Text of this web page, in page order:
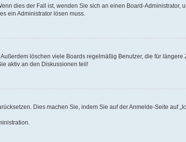
dies der Fall ist, wenden Sie sich an einen Board-Administrator,
ein Administrator lösen muss.
löschen viele Boards regelmäßig Benutzer, die für längere
aktiv an den Diskussionen teil!
Dies machen Sie, indem Sie auf der Anmelde-Seite auf